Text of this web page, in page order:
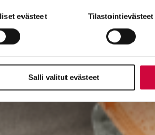
toimintaa parantavia, ja osaa
evästeet Tilastointievästeet
Salli valitut evästeet